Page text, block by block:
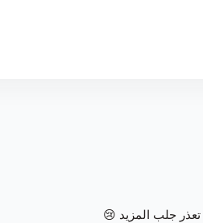
تعذر جلب المزيد 😢